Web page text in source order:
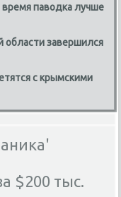
паводка лучше
области завершился
с крымскими
$200 тыс.